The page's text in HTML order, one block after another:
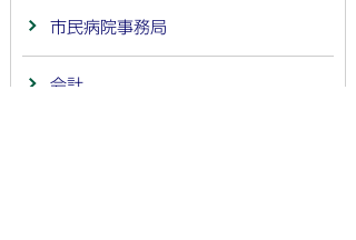
市民病院事務局
会計